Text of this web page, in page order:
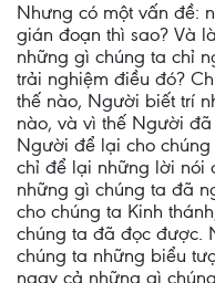
Nhưng có một vấn đề:
gián đoạn thì sao? Và
những gì chúng ta chỉ
trải nghiệm điều đó?
thế nào, Người biết trí
nào, và vì thế Người
Người để lại cho
chỉ để lại những lời nói
những gì chúng ta đã
cho chúng ta Kinh
chúng ta đã đọc được.
chúng ta những biểu
ngay cả những gì